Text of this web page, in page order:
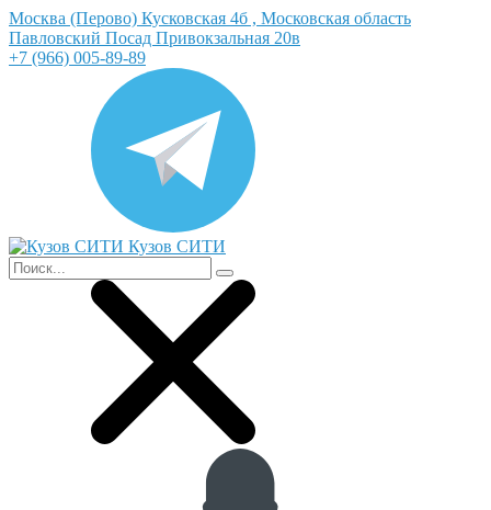
Москва (Перово) Кусковская 4б , Московская область
Павловский Посад Привокзальная 20в
+7 (966) 005-89-89
Кузов СИТИ